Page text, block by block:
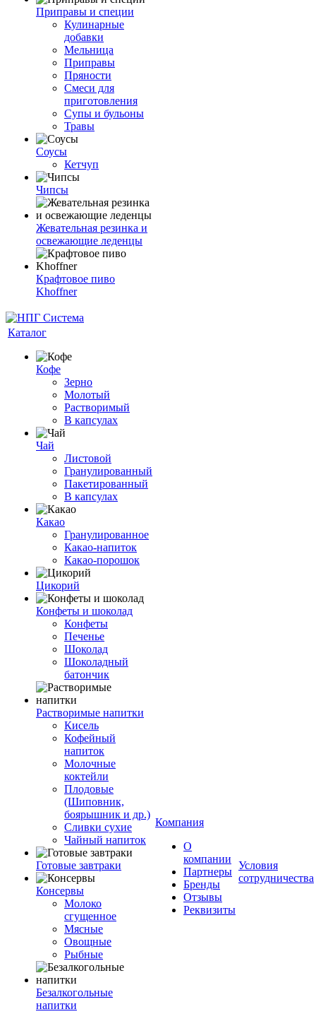
Приправы и специи
Кулинарные
добавки
Мельница
Приправы
Пряности
Смеси для
приготовления
Супы и бульоны
Травы
Соусы
Кетчуп
Чипсы
Жевательная резинка и
освежающие леденцы
Крафтовое пиво
Khoffner
Каталог
Кофе
Зерно
Молотый
Растворимый
В капсулах
Чай
Листовой
Гранулированный
Пакетированный
В капсулах
Какао
Гранулированное
Какао-напиток
Какао-порошок
Цикорий
Конфеты и шоколад
Конфеты
Печенье
Шоколад
Шоколадный
батончик
Растворимые напитки
Кисель
Кофейный
напиток
Молочные
коктейли
Плодовые
(Шиповник,
боярышник и др.)
Сливки сухие
Чайный напиток
Готовые завтраки
Консервы
Молоко
сгущенное
Мясные
Овощные
Рыбные
Безалкогольные
напитки
Компания
О
компании
Партнеры
Бренды
Отзывы
Реквизиты
Условия
сотрудничества